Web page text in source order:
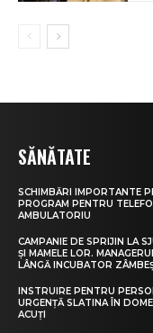
SĂNĂTATE
SCHIMBĂRI IMPORTANTE
PROGRAM PENTRU
AMBULATORIU
CAMPANIE DE SPRIJIN LA
ȘI MAMELE LOR.
LÂNGĂ INCUBATOR
INSTRUIRE PENTRU
URGENȚĂ SLATINA ÎN
ACUȚI